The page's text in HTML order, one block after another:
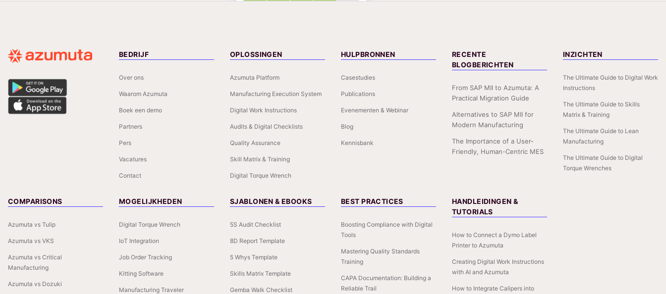
BEDRIJF
Over ons
Waarom Azumuta
Boek een demo
Partners
Pers
Vacatures
Contact
OPLOSSINGEN
Azumuta Platform
Manufacturing Execution System
Digital Work Instructions
Audits & Digital Checklists
Quality Assurance
Skill Matrix & Training
Digital Torque Wrench
HULPBRONNEN
Casestudies
Publications
Evenementen & Webinar
Blog
Kennisbank
RECENTE
BLOGBERICHTEN
From SAP MII to Azumuta: A
Practical Migration Guide
Alternatives to SAP MII for
Modern Manufacturing
The Importance of a User-
Friendly, Human-Centric MES
INZICHTEN
The Ultimate Guide to Digital Work
Instructions
The Ultimate Guide to Skills
Matrix & Training
The Ultimate Guide to Lean
Manufacturing
The Ultimate Guide to Digital
Torque Wrenches
COMPARISONS
Azumuta vs Tulip
Azumuta vs VKS
Azumuta vs Critical
Manufacturing
Azumuta vs Dozuki
MOGELIJKHEDEN
Digital Torque Wrench
IoT Integration
Job Order Tracking
Kitting Software
Manufacturing Traveler
SJABLONEN & EBOOKS
5S Audit Checklist
8D Report Template
5 Whys Template
Skills Matrix Template
Gemba Walk Checklist
BEST PRACTICES
Boosting Compliance with Digital
Tools
Mastering Quality Standards
Training
CAPA Documentation: Building a
Reliable Trail
HANDLEIDINGEN &
TUTORIALS
How to Connect a Dymo Label
Printer to Azumuta
Creating Digital Work Instructions
with AI and Azumuta
How to Integrate Calipers into